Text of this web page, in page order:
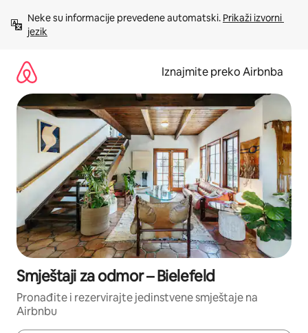
sadržaj
Neke su informacije prevedene automatski. Prikaži izvorni
jezik
Iznajmite preko Airbnba
Smještaji za odmor – Bielefeld
Pronađite i rezervirajte jedinstvene smještaje na
Airbnbu